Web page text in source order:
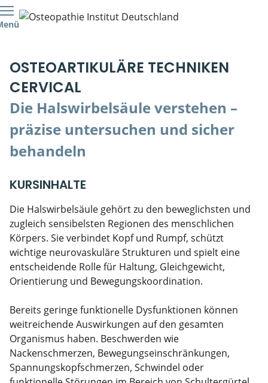
OSTEOARTIKULÄRE TECHNIKEN
CERVICAL
Die Halswirbelsäule verstehen –
präzise untersuchen und sicher
behandeln
KURSINHALTE
Die Halswirbelsäule gehört zu den beweglichsten und
zugleich sensibelsten Regionen des menschlichen
Körpers. Sie verbindet Kopf und Rumpf, schützt
wichtige neurovaskuläre Strukturen und spielt eine
entscheidende Rolle für Haltung, Gleichgewicht,
Orientierung und Bewegungskoordination.
Bereits geringe funktionelle Dysfunktionen können
weitreichende Auswirkungen auf den gesamten
Organismus haben. Beschwerden wie
Nackenschmerzen, Bewegungseinschränkungen,
Spannungskopfschmerzen, Schwindel oder
Cranial/Neurale Osteopathie
Parietale Osteopathie
Viszerale Osteopathie
Klinische & Praktische Kurse
Prüfung & Zertifikation
Live Online-Kurse
Postgraduate- & Spezialkurse
Kiefergelenkkurse
CranioSacrale Ausbildung
Human Reset Week
Kursorte mit Kursangeboten
Bonus-Programm
Veranstaltungsticket DB
Wissenswertes
Teilnehmerliste
Stellenbörse
Soziales Engagement